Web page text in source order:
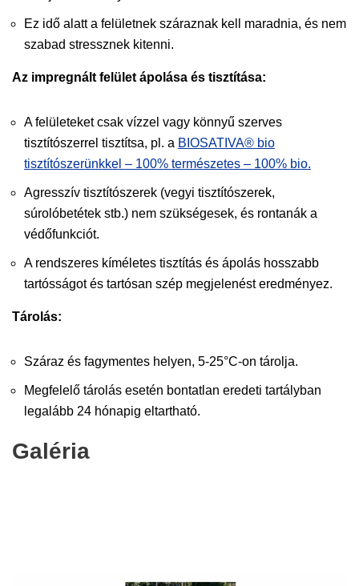
Ez idő alatt a felületnek száraznak kell maradnia, és nem
szabad stressznek kitenni.
Az impregnált felület ápolása és tisztítása:
A felületeket csak vízzel vagy könnyű szerves
tisztítószerrel tisztítsa, pl. a BIOSATIVA® bio
tisztítószerünkkel – 100% természetes – 100% bio.
Agresszív tisztítószerek (vegyi tisztítószerek,
súrolóbetétek stb.) nem szükségesek, és rontanák a
védőfunkciót.
A rendszeres kíméletes tisztítás és ápolás hosszabb
tartósságot és tartósan szép megjelenést eredményez.
Tárolás:
Száraz és fagymentes helyen, 5-25°C-on tárolja.
Megfelelő tárolás esetén bontatlan eredeti tartályban
legalább 24 hónapig eltartható.
Galéria